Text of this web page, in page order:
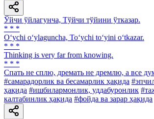
Ўйчи ўйлагунча, Тўйчи тўйини ўтказар.
* * *
O‘ychi o‘ylaguncha, To‘ychi to‘yini o‘tkazar.
* * *
Thinking is very far from knowing.
* * *
Спать не сплю, дремать не дремлю, а все
#самарадорлик ва бесамарлик ҳақида
ҳақида #ишбилармонлик, уддабуронлик
калтабинлик ҳақида #фойда ва зарар ҳақида